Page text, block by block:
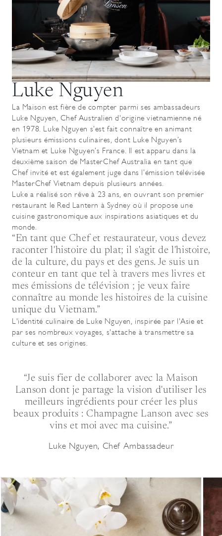
Luke Nguyen
La Maison est fière de compter parmi ses ambassadeurs
Luke Nguyen, Chef Australien d'origine vietnamienne né
en 1978. Luke Nguyen s’est fait connaître en animant
plusieurs émissions culinaires, dont Luke Nguyen’s
Vietnam et Luke Nguyen’s France. Il est apparu dans la
deuxième saison de MasterChef Australia en tant que
Chef invité et est également juge dans l’émission télévisée
MasterChef Vietnam depuis plusieurs années.
Luke a réalisé son rêve à 23 ans, en ouvrant son premier
restaurant le Red Lantern à Sydney où il propose une
cuisine gastronomique aux inspirations asiatiques et du
monde.
“En tant que Chef et restaurateur, vous devez
raconter l'histoire du plat; il s'agit de l'histoire,
de la culture, du pays et des gens. Je suis un
conteur en tant que tel à travers mes livres et
mes émissions de télévision ; je veux faire
connaître au monde les histoires de la cuisine
unique du Vietnam.”
L'identité culinaire de Luke Nguyen, inspirée par l'Asie et
par ses nombreux voyages, s'attache à transmettre sa
culture et ses origines.
“Je suis fier de collaborer avec la Maison
Lanson dont je partage la vision d'utiliser les
meilleurs ingrédients pour créer les plus
beaux produits : Champagne Lanson avec ses
vins et moi avec ma cuisine.”
Luke Nguyen, Chef Ambassadeur